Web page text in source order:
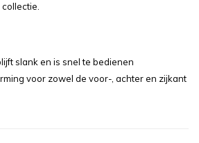
slank en is snel te bedienen
voor zowel de voor-, achter en zijkant